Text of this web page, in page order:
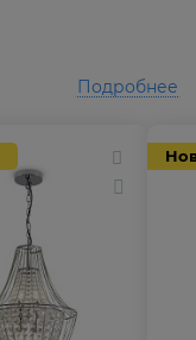
Подробнее